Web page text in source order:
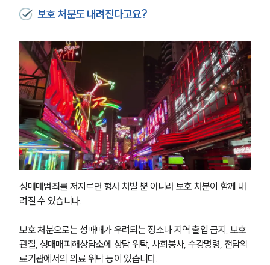
보호 처분도 내려진다고요?
성매매범죄를 저지르면 형사 처벌 뿐 아니라 보호 처분이 함께 내
려질 수 있습니다.
보호 처분으로는 성매매가 우려되는 장소나 지역 출입 금지, 보호
관찰, 성매매피해상담소에 상담 위탁, 사회봉사, 수강명령, 전담의
료기관에서의 의료 위탁 등이 있습니다.